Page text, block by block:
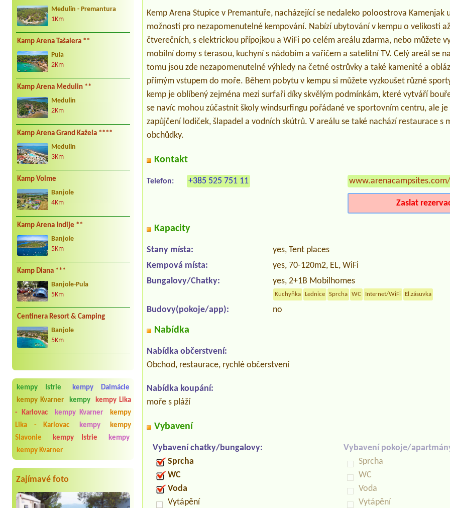
Medulin - Premantura
1Km
Kamp Arena Tašalera **
Pula
2Km
Kamp Arena Medulin **
Medulin
2Km
Kamp Arena Grand Kažela ****
Medulin
3Km
Kamp Volme
Banjole
4Km
Kamp Arena Indije **
Banjole
5Km
Kamp Diana ***
Banjole-Pula
5Km
Centinera Resort & Camping
Banjole
5Km
kempy Istrie
kempy Dalmácie
kempy Kvarner
kempy
kempy Lika
- Karlovac
kempy Kvarner
kempy
Lika - Karlovac
kempy
kempy
Slavonie
kempy Istrie
kempy
kempy Kvarner
Zajímavé foto
Kemp Arena Stupice v Premantuře, nacházející se nedaleko poloostrova Kamenjak
možnosti pro nezapomenutelné kempování. Nabízí ubytování v kempu o velikosti
čtverečních, s elektrickou přípojkou a WiFi po celém areálu zdarma, nebo můžete
mobilní domy s terasou, kuchyní s nádobím a vařičem a satelitní TV. Celý areál se
tomu jsou zde nezapomenutelné výhledy na četné ostrůvky a také kamenité a
přímým vstupem do moře. Během pobytu v kempu si můžete vyzkoušet různé
kemp je oblíbený zejména mezi surfaři díky skvělým podmínkám, které vytváří
se navíc mohou zúčastnit školy windsurfingu pořádané ve sportovním centru, ale
zapůjčení lodiček, šlapadel a vodních skútrů. V areálu se také nachází restaurace s
obchůdky.
Kontakt
Telefon: +385 525 751 11
Zaslat
Kapacity
Stany místa:
yes, Tent places
Kempová místa:
yes, 70-120m2, EL, WiFi
Bungalovy/Chatky:
yes, 2+1B Mobilhomes
Kuchyňka Lednice Sprcha WC Internet/WiFi El.zásuvka
Budovy(pokoje/app): no
Nabídka
Nabídka občerstvení:
Obchod, restaurace, rychlé občerstvení
Nabídka koupání:
moře s pláží
Vybavení
Vybavení chatky/bungalovy:
Sprcha
WC
Voda
Vytápění
Vybavení pokoje/
Sprcha
WC
Voda
Vytápění